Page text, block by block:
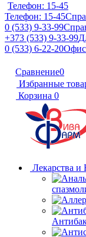
Телефон: 15-45
Телефон: 15-45
0 (533) 9-33-99
+373 (533) 9-33-99
0 (533) 6-22-20
Сравнение0
Избранные
Корзина 0
Лекарства